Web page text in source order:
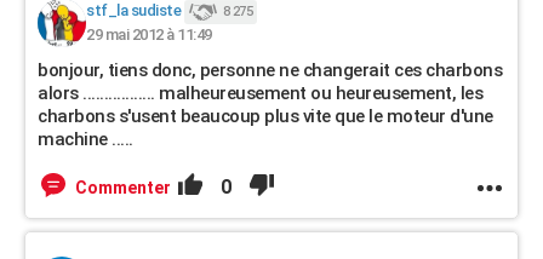
stf_la sudiste 8 275
29 mai 2012 à 11:49
bonjour, tiens donc, personne ne changerait ces charbons
alors ................. malheureusement ou heureusement, les
charbons s'usent beaucoup plus vite que le moteur d'une
machine .....
Commenter 0